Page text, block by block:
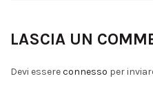
LASCIA UN
Devi essereconnesso per